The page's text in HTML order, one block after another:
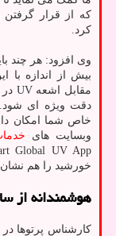
کرد.
وی افزود: هر چند
بیش از اندازه با
خاص شما امکان
وبسایت های
خورشید را هم
هوشمندانه از
کارشناس پرتوها